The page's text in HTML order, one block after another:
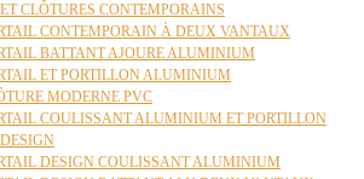
CLÔTURES CONTEMPORAINS
CONTEMPORAIN À DEUX VANTAUX
BATTANT AJOURE ALUMINIUM
ET PORTILLON ALUMINIUM
MODERNE PVC
COULISSANT ALUMINIUM ET PORTILLON
DESIGN COULISSANT ALUMINIUM